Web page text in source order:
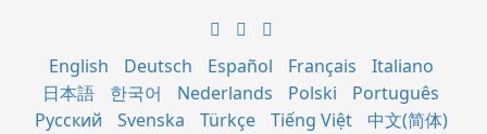
English Deutsch Español Français
Italiano
日本語
한국어 Nederlands Polski
Português
Русский
Svenska Türkçe Tiếng Việt
中文(简体)